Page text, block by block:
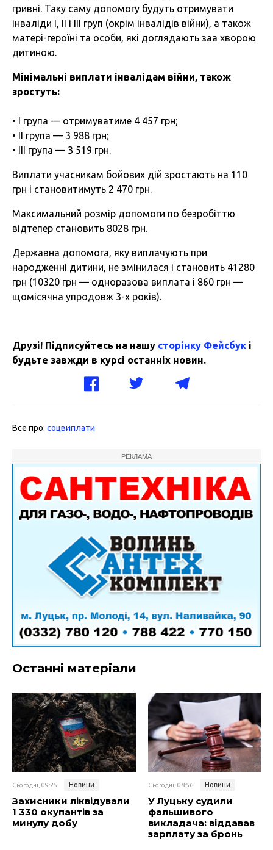
гривні. Таку саму допомогу будуть отримувати
інваліди І, ІІ і ІІІ груп (окрім інвалідів війни), а також
матері-героїні та особи, які доглядають заа хворою
дитиною.
Мінімальні виплати інвалідам війни, також
зростуть:
• І група — отримуватиме 4 457 грн;
• ІІ група — 3 988 грн;
• ІІІ група — 3 519 грн.
Виплати учасникам бойових дій зростають на 110
грн і становитимуть 2 470 грн.
Максимальний розмір допомоги по безробіттю
відтепер становить 8028 грн.
Державна допомога, яку виплачують при
народженні дитини, не змінилася і становить 41280
грн (10320 грн — одноразова виплата і 860 грн —
щомісячна упродовж 3-х років).
Друзі! Підписуйтесь на нашу сторінку Фейсбук і
будьте завжди в курсі останніх новин.
Все про: соцвиплати
РЕКЛАМА
Останні матеріали
Сьогодні, 09:25 Новини
Захисники ліквідували
1 330 окупантів за
минулу добу
Сьогодні, 08:56 Новини
У Луцьку судили
фальшивого
викладача: віддавав
зарплату за бронь